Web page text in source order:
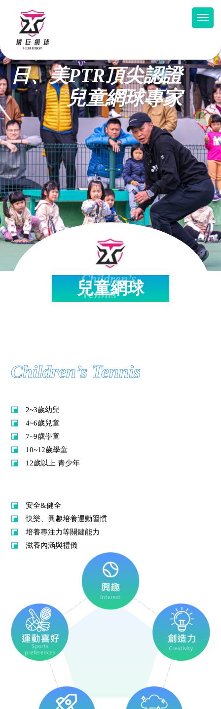
日、美PTR頂尖認證
兒童網球專家
兒童網球
Children’s
Tennis
Children’s Tennis
2~3歲幼兒
4~6歲兒童
7~9歲學童
10~12歲學童
12歲以上 青少年
安全&健全
快樂、興趣培養運動習慣
培養專注力等關鍵能力
滋養內涵與禮儀